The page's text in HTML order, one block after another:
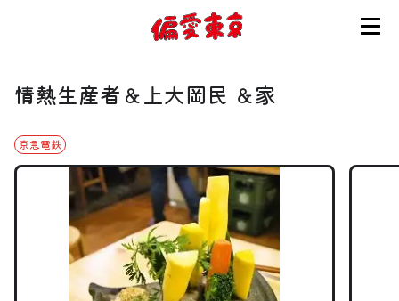
使い方
ログイン
会員登録
情熱生産者＆上大岡民 ＆家
京急電鉄